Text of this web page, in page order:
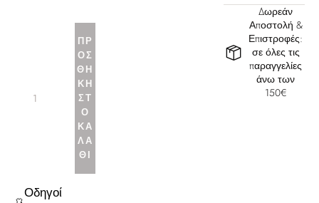
ΠΡ
ΟΣ
ΘΉ
ΚΗ
ΣΤ
Ο
ΚΑ
ΛΆ
ΘΙ
Οδηγοί
Δωρεάν
Αποστολή &
Επιστροφές:
σε όλες τις
παραγγελίες
άνω των
150€